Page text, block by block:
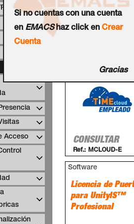
Si no cuentas con una cuenta
en EMACShaz click enCrear
Cuenta
Gracias
Acceso
Software
Licencia VIRDI®
(Empleado) -
Mensual
CONSULTAR
Ref.: MCLOUD-E
Software
Licencia de
para UnityIS™
Profesional